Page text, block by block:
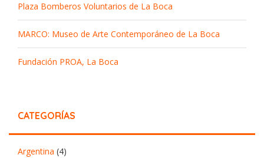
Plaza Bomberos Voluntarios de La Boca
MARCO: Museo de Arte Contemporáneo de La Boca
Fundación PROA, La Boca
CATEGORÍAS
Argentina (4)